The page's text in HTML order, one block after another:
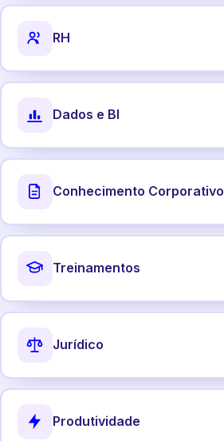
RH
Dados e BI
Conhecimento Corporativo
Treinamentos
Jurídico
Produtividade